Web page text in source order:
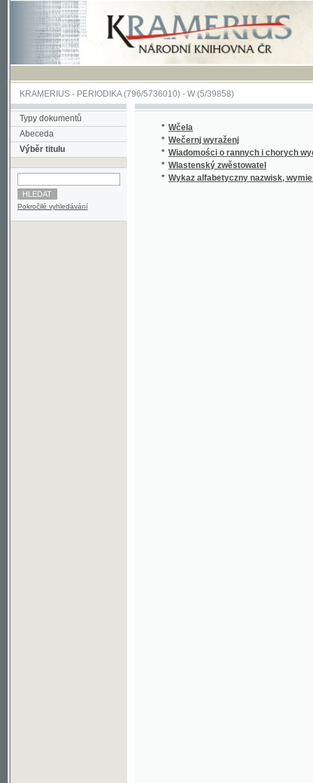
KRAMERIUS-PERIODIKA(796/5736010) -W(5/39858)
Typy dokumentů
Abeceda
Výběr titulu
Pokročilé vyhledávání
Wečernj wyraženj
Wiadomości o rannych i chorych wydane
Wlastenský zwěstowatel
Wykaz alfabetyczny nazwisk,